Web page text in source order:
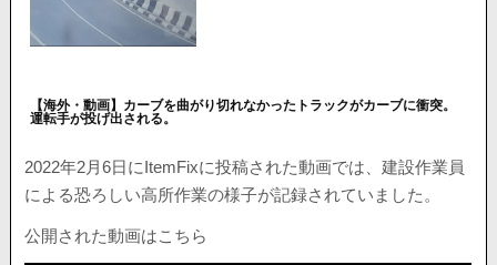
【海外・動画】カーブを曲がり切れなかったトラックがカーブに衝突。
運転手が投げ出される。
2022年2月6日にItemFixに投稿された動画では、建設作業員
による恐ろしい高所作業の様子が記録されていました。
公開された動画はこちら